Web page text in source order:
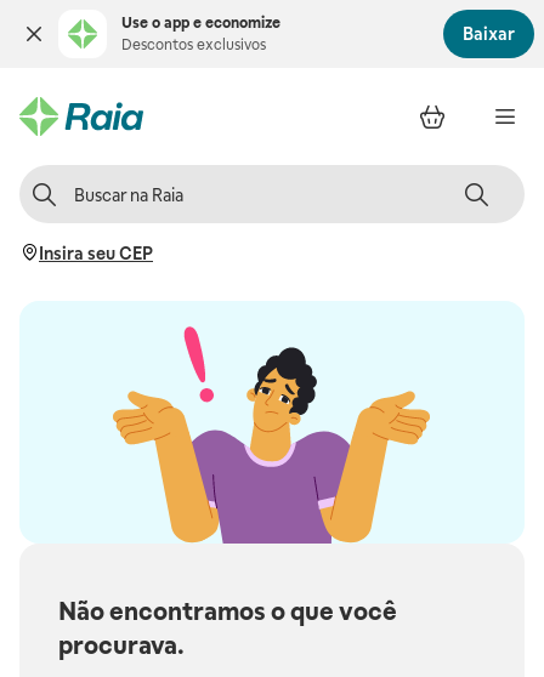
Use o app e economize
Descontos exclusivos
Baixar
Insira seu CEP
Não encontramos o que você
procurava.